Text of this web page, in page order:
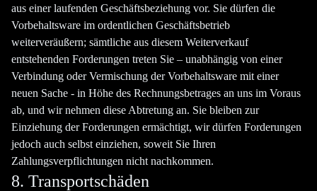
aus einer laufenden Geschäftsbeziehung vor. Sie dürfen die
Vorbehaltsware im ordentlichen Geschäftsbetrieb
weiterveräußern; sämtliche aus diesem Weiterverkauf
entstehenden Forderungen treten Sie – unabhängig von einer
Verbindung oder Vermischung der Vorbehaltsware mit einer
neuen Sache - in Höhe des Rechnungsbetrages an uns im Voraus
ab, und wir nehmen diese Abtretung an. Sie bleiben zur
Einziehung der Forderungen ermächtigt, wir dürfen Forderungen
jedoch auch selbst einziehen, soweit Sie Ihren
Zahlungsverpflichtungen nicht nachkommen.
8. Transportschäden